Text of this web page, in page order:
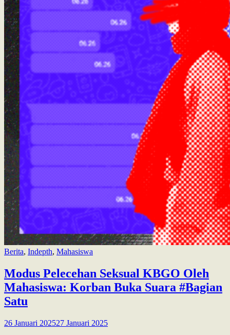
Berita, Indepth, Mahasiswa
Modus Pelecehan Seksual KBGO Oleh
Mahasiswa: Korban Buka Suara #Bagian
Satu
26 Januari 202527 Januari 2025